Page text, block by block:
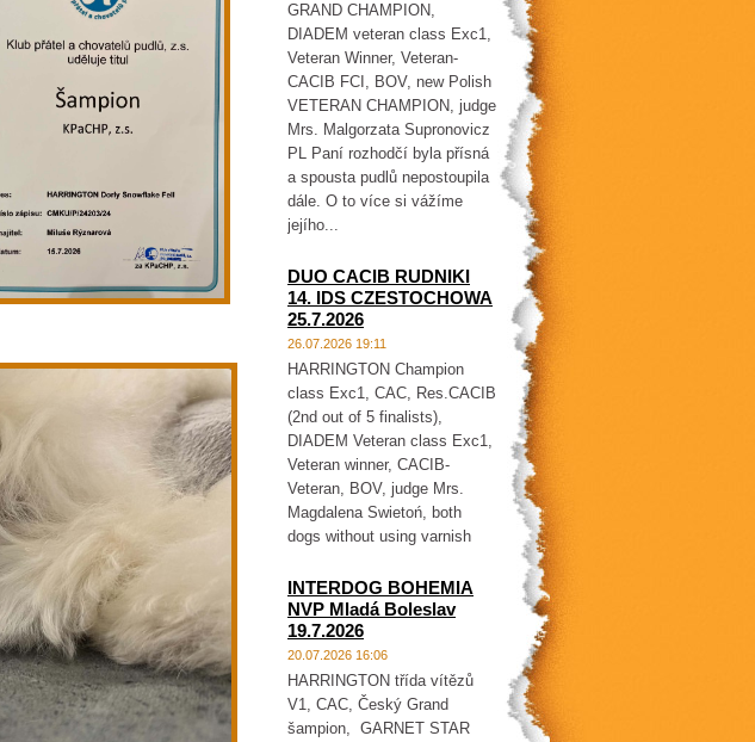
GRAND CHAMPION,
DIADEM veteran class Exc1,
Veteran Winner, Veteran-
CACIB FCI, BOV, new Polish
VETERAN CHAMPION, judge
Mrs. Malgorzata Supronovicz
PL Paní rozhodčí byla přísná
a spousta pudlů nepostoupila
dále. O to více si vážíme
jejího...
DUO CACIB RUDNIKI
14. IDS CZESTOCHOWA
25.7.2026
26.07.2026 19:11
HARRINGTON Champion
class Exc1, CAC, Res.CACIB
(2nd out of 5 finalists),
DIADEM Veteran class Exc1,
Veteran winner, CACIB-
Veteran, BOV, judge Mrs.
Magdalena Swietoń, both
dogs without using varnish
INTERDOG BOHEMIA
NVP Mladá Boleslav
19.7.2026
20.07.2026 16:06
HARRINGTON třída vítězů
V1, CAC, Český Grand
šampion, GARNET STAR